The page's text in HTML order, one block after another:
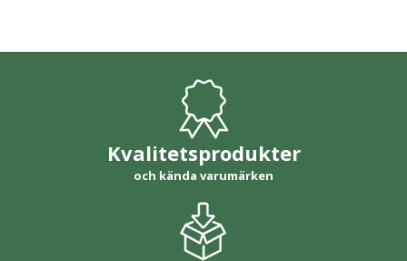
Kvalitetsprodukter
och kända varumärken